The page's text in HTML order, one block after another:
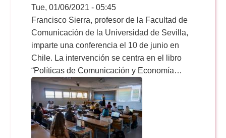
Periodismo
Publicidad y RR.PP
Comunicación Audiovisual
Exámenes Grado
Periodismo
Publicidad y RR.PP
Secretaría Virtual
#miTFG
Tue, 01/06/2021 - 05:45
Francisco Sierra, profesor de la Facultad de
Comunicación de la Universidad de Sevilla,
imparte una conferencia el 10 de junio en
Chile. La intervención se centra en el libro
“Políticas de Comunicación y Economía…